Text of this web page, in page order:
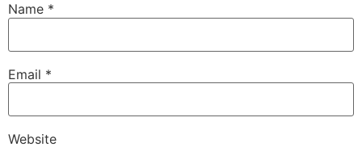
Name *
Email *
Website